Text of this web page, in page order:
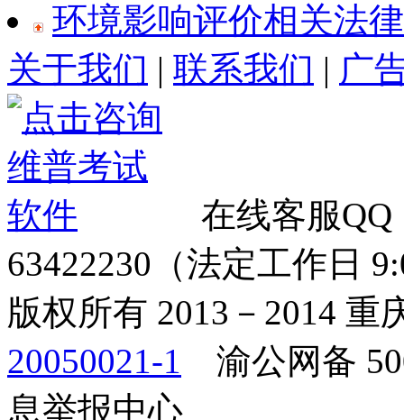
环境影响评价相关法
关于我们 | 联系我们 | 广
在线客服QQ
63422230（法定工作日
版权所有 2013－2014
20050021-1 渝公网备
息举报中心